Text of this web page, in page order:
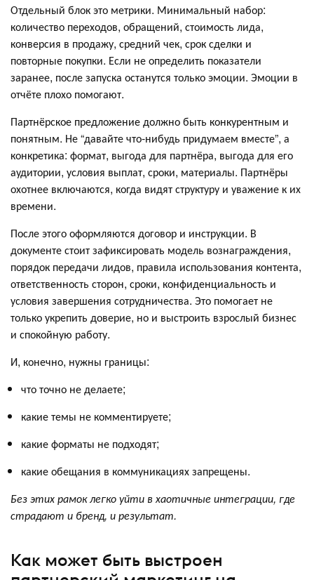
Отдельный блок это метрики. Минимальный набор:
количество переходов, обращений, стоимость лида,
конверсия в продажу, средний чек, срок сделки и
повторные покупки. Если не определить показатели
заранее, после запуска останутся только эмоции. Эмоции в
отчёте плохо помогают.
Партнёрское предложение должно быть конкурентным и
понятным. Не “давайте что‑нибудь придумаем вместе”, а
конкретика: формат, выгода для партнёра, выгода для его
аудитории, условия выплат, сроки, материалы. Партнёры
охотнее включаются, когда видят структуру и уважение к их
времени.
После этого оформляются договор и инструкции. В
документе стоит зафиксировать модель вознаграждения,
порядок передачи лидов, правила использования контента,
ответственность сторон, сроки, конфиденциальность и
условия завершения сотрудничества. Это помогает не
только укрепить доверие, но и выстроить взрослый бизнес
и спокойную работу.
И, конечно, нужны границы:
что точно не делаете;
какие темы не комментируете;
какие форматы не подходят;
какие обещания в коммуникациях запрещены.
Без этих рамок легко уйти в хаотичные интеграции, где
страдают и бренд, и результат.
Как может быть выстроен